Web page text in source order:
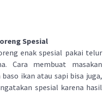
Spesial
enak spesial pakai telur
Cara membuat masakan
ikan atau sapi bisa juga,
spesial karena hasil